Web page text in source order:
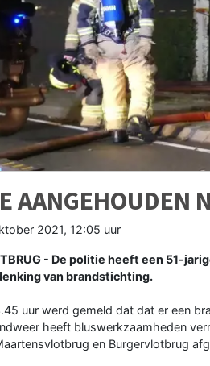
AANGEHOUDEN
2021, 12:05 uur
- De politie heeft een 51-
van brandstichting.
uur werd gemeld dat dat er een
heeft bluswerkzaamheden
en Burgervlotbrug